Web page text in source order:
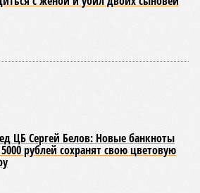
Недвижимость
Л»: та же группа компаний-
та же
Capital Group осенью 2024 года, но
результатов, по словам дольщиков,
По
ЖК строители обещают сдать к
– к марту 2028-го. Но никто при
не задается вопросом: как эти
На строительной
дольщиков, регулярно
либо техника отсутствует. Ни